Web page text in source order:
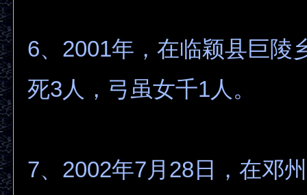
6、2001年，在临颖县巨陵
死3人，弓虽女千1人。
7、2002年7月28日，在邓